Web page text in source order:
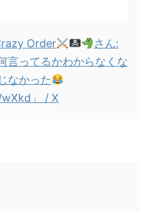
Order
さん:
言ってるかわからなくな
なかった
」 / X